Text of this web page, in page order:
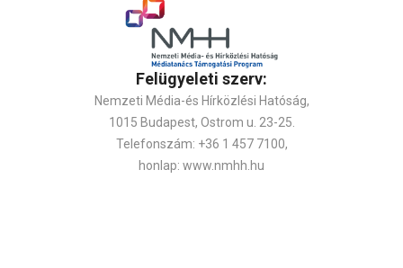
Felügyeleti szerv:
Nemzeti Média-és Hírközlési Hatóság,
1015 Budapest, Ostrom u. 23-25.
Telefonszám: +36 1 457 7100,
honlap: www.nmhh.hu